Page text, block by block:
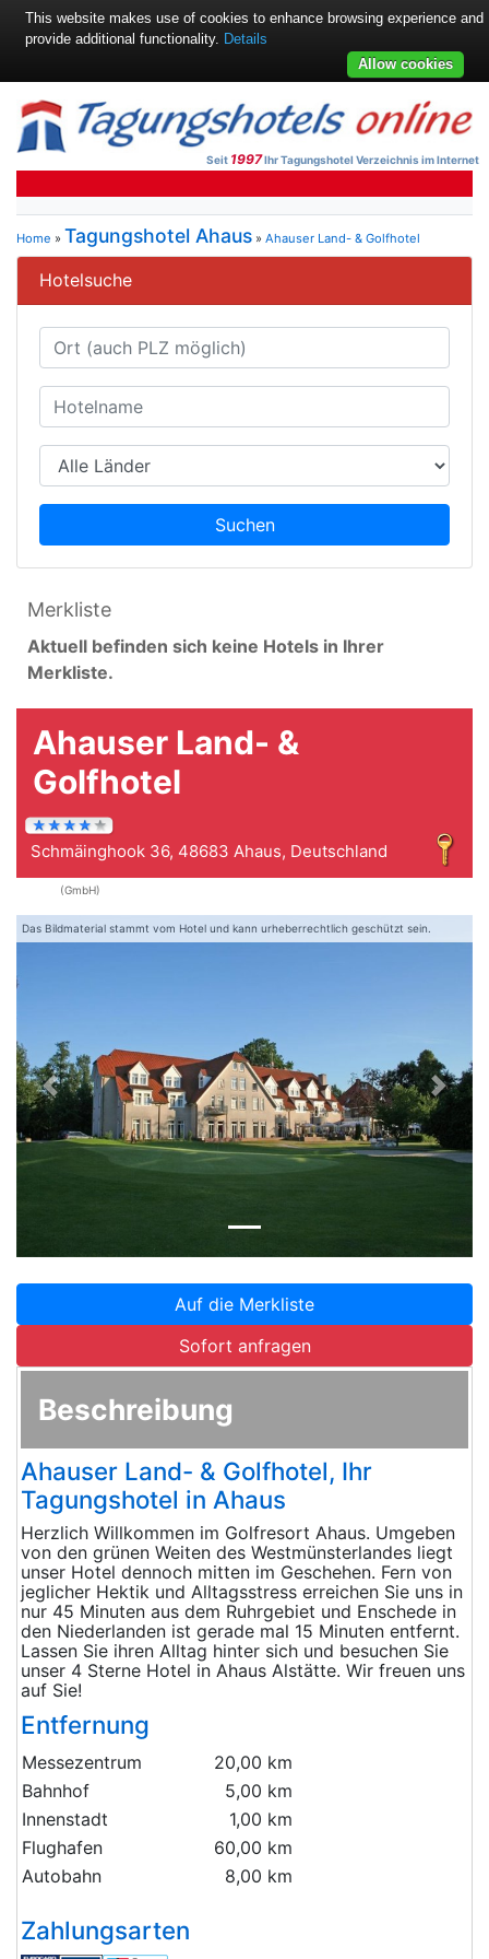
Seit 1997Ihr Tagungshotel Verzeichnis im Internet
Home » Tagungshotel Ahaus » Ahauser Land- & Golfhotel
Hotelsuche
Suchen
Merkliste
Aktuell befinden sich keine Hotels in Ihrer
Merkliste.
Ahauser Land- &
Golfhotel
Schmäinghook 36, 48683 Ahaus, Deutschland
(GmbH)
Das Bildmaterial stammt vom Hotel und kann urheberrechtlich geschützt sein.
Zurück
Auf die Merkliste
Sofort anfragen
Beschreibung
Ahauser Land- & Golfhotel, Ihr
Tagungshotel in Ahaus
Herzlich Willkommen im Golfresort Ahaus. Umgeben
von den grünen Weiten des Westmünsterlandes liegt
unser Hotel dennoch mitten im Geschehen. Fern von
jeglicher Hektik und Alltagsstress erreichen Sie uns in
nur 45 Minuten aus dem Ruhrgebiet und Enschede in
den Niederlanden ist gerade mal 15 Minuten entfernt.
Lassen Sie ihren Alltag hinter sich und besuchen Sie
unser 4 Sterne Hotel in Ahaus Alstätte. Wir freuen uns
auf Sie!
Entfernung
Messezentrum
20,00 km
Bahnhof
5,00 km
Innenstadt
1,00 km
Flughafen
60,00 km
Autobahn
8,00 km
Zahlungsarten
This website makes use of cookies to enhance browsing experience and
provide additional functionality. Details
Allow cookies